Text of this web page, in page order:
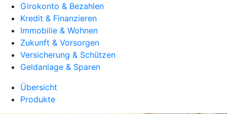
Girokonto & Bezahlen
Kredit & Finanzieren
Immobilie & Wohnen
Zukunft & Vorsorgen
Versicherung & Schützen
Geldanlage & Sparen
Übersicht
Produkte